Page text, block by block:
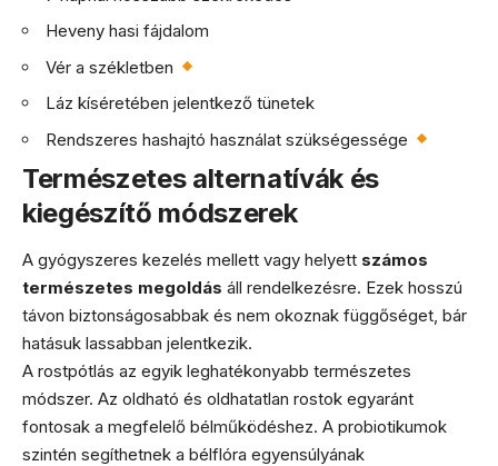
Heveny hasi fájdalom
Vér a székletben
Láz kíséretében jelentkező tünetek
Rendszeres hashajtó használat szükségessége
Természetes alternatívák és
kiegészítő módszerek
A gyógyszeres kezelés mellett vagy helyett számos
természetes megoldás áll rendelkezésre. Ezek hosszú
távon biztonságosabbak és nem okoznak függőséget, bár
hatásuk lassabban jelentkezik.
A rostpótlás az egyik leghatékonyabb természetes
módszer. Az oldható és oldhatatlan rostok egyaránt
fontosak a megfelelő bélműködéshez. A probiotikumok
szintén segíthetnek a bélflóra egyensúlyának